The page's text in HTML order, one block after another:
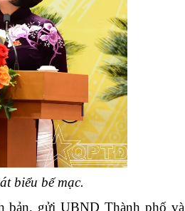
biểu bế mạc.
bản, gửi UBND Thành phố và